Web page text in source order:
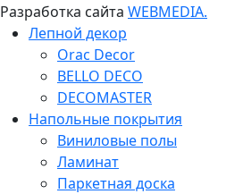
Разработка сайта WEBMEDIA.
Лепной декор
Orac Decor
BELLO DECO
DECOMASTER
Напольные покрытия
Виниловые полы
Ламинат
Паркетная доска